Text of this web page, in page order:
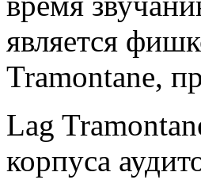
является
Tramontane,
Lag
корпуса